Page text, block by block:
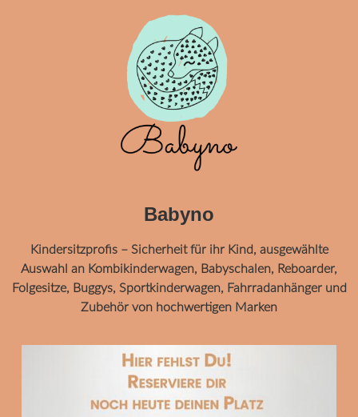
Babyno
Kindersitzprofis – Sicherheit für ihr Kind, ausgewählte
Auswahl an Kombikinderwagen, Babyschalen, Reboarder,
Folgesitze, Buggys, Sportkinderwagen, Fahrradanhänger und
Zubehör von hochwertigen Marken